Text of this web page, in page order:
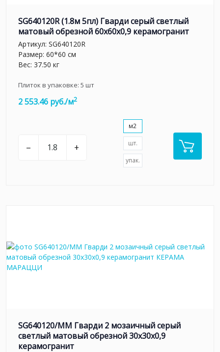
SG640120R (1.8м 5пл) Гварди серый светлый
матовый обрезной 60x60x0,9 керамогранит
Артикул: SG640120R
Размер: 60*60 см
Вес: 37.50 кг
Плиток в упаковке: 5 шт
2 553.46 руб./м2
– +
м2
шт.
упак.
SG640120/MM Гварди 2 мозаичный серый
светлый матовый обрезной 30x30x0,9
керамогранит